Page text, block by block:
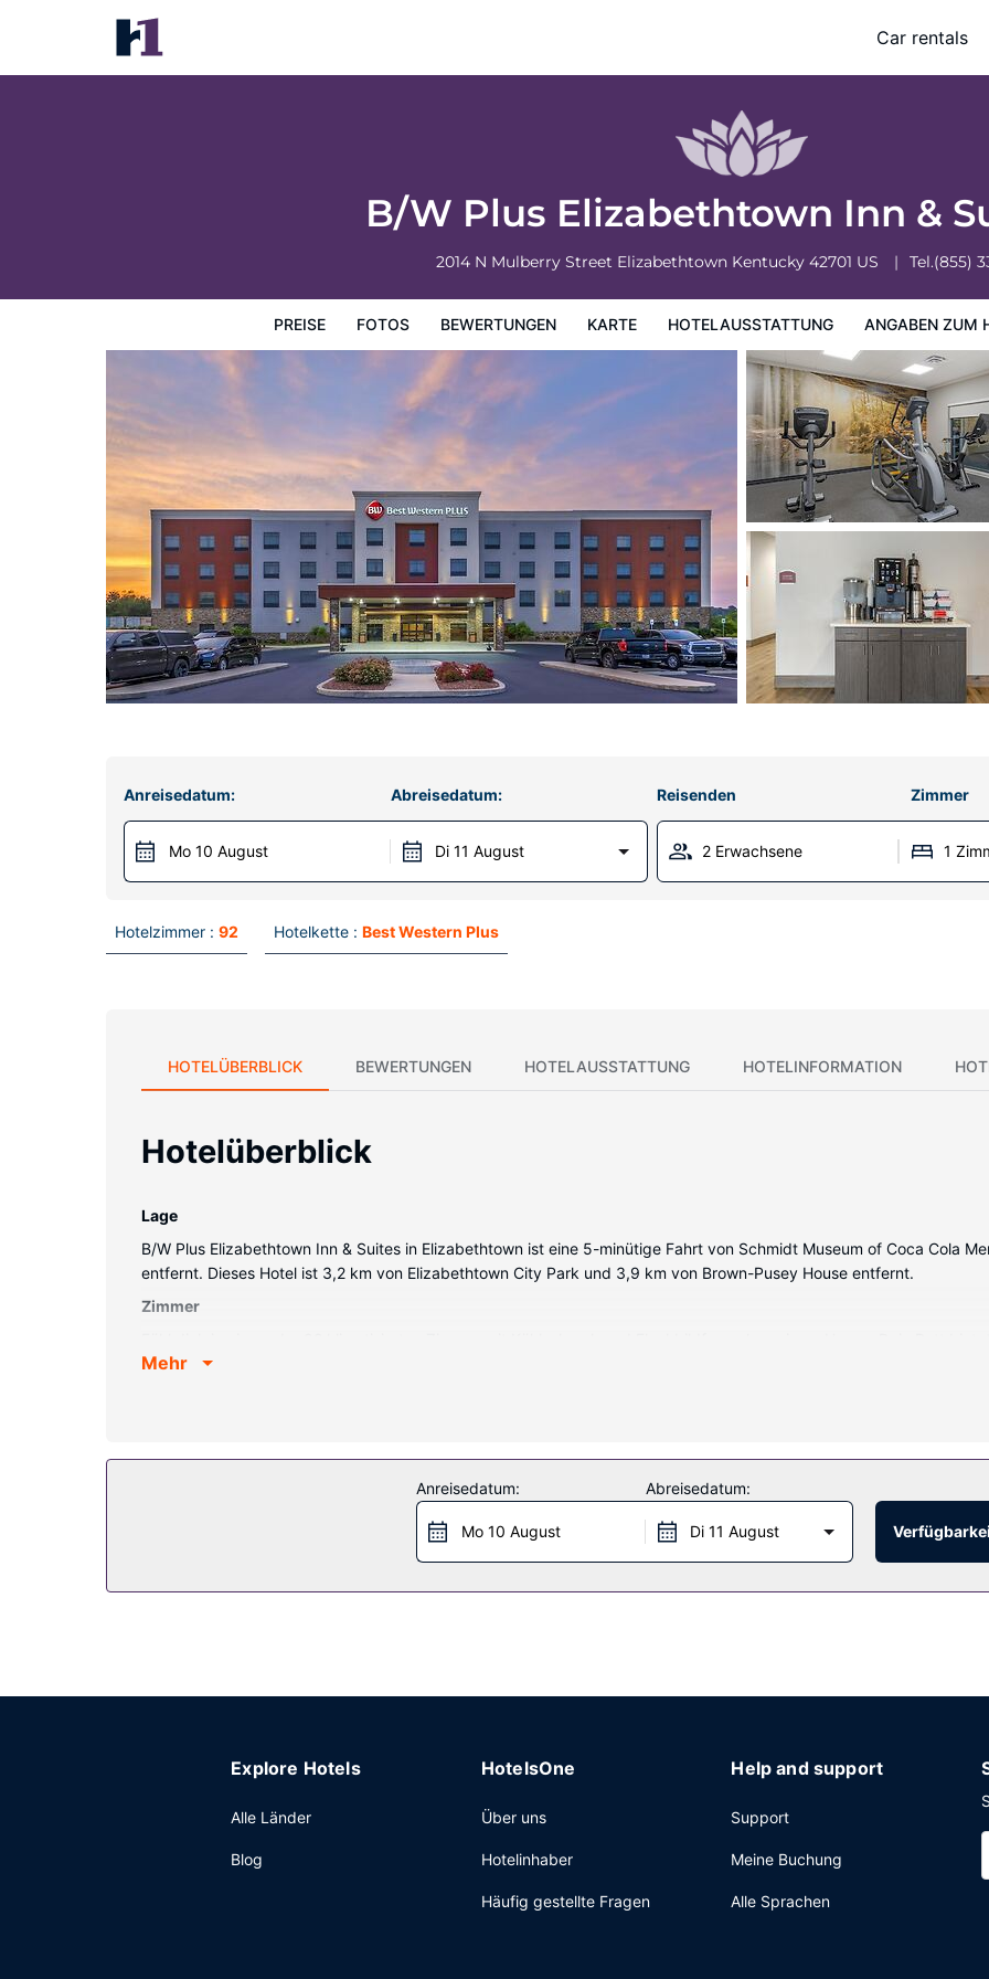
Car rentals
B/W Plus Elizabethtown Inn &
2014 N Mulberry Street Elizabethtown Kentucky 42701 US Tel.(855)
PREISE FOTOS BEWERTUNGEN KARTE HOTELAUSSTATTUNG ANGABEN ZUM
B/W Plus Elizabethtown Inn & Suites
Preise
Anreisedatum:
Mo 10 August
Abreisedatum:
Di 11 August
Reisenden Zimmer
2 Erwachsene 1
Hotelzimmer : 92 Hotelkette : Best Western Plus
HOTELÜBERBLICK BEWERTUNGEN HOTELAUSSTATTUNG HOTELINFORMATION
Hotelüberblick
Lage
B/W Plus Elizabethtown Inn & Suites in Elizabethtown ist eine 5-minütige Fahrt von Schmidt Museum of Coca Cola
entfernt. Dieses Hotel ist 3,2 km von Elizabethtown City Park und 3,9 km von Brown-Pusey House entfernt.
Zimmer
Bettwaren. Ein WLAN-Internetzugang (gegen Gebühr) ist ebenso verfügbar wie Kabelempfang. Es sind eigene
der Lobby und ein Picknickbereich stehen ebenfalls zur Verfügung.
B/W Plus Elizabethtown Inn & Suites hat eine Snackbar. Ein inbegriffenes Frühstücksbuffet wird unter der Woche
von 07:00 Uhr bis 10:00 Uhr angeboten.
Mehr
Anreisedatum:
Mo 10 August
Abreisedatum:
Di 11 August
Explore Hotels
Alle Länder
Blog
HotelsOne
Über uns
Hotelinhaber
Häufig gestellte Fragen
Help and support
Support
Meine Buchung
Alle Sprachen